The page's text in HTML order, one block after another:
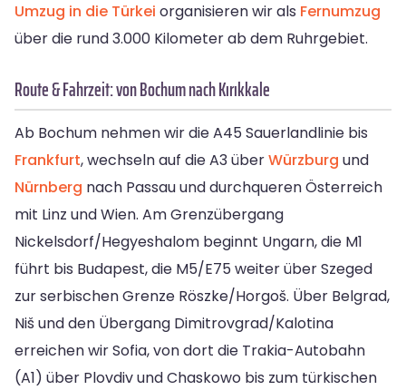
Umzug in die Türkei organisieren wir als Fernumzug
über die rund 3.000 Kilometer ab dem Ruhrgebiet.
Route & Fahrzeit: von Bochum nach Kırıkkale
Ab Bochum nehmen wir die A45 Sauerlandlinie bis
Frankfurt, wechseln auf die A3 überWürzburg und
Nürnberg nach Passau und durchqueren Österreich
mit Linz und Wien. Am Grenzübergang
Nickelsdorf/Hegyeshalom beginnt Ungarn, die M1
führt bis Budapest, die M5/E75 weiter über Szeged
zur serbischen Grenze Röszke/Horgoš. Über Belgrad,
Niš und den Übergang Dimitrovgrad/Kalotina
erreichen wir Sofia, von dort die Trakia-Autobahn
(A1) über Plovdiv und Chaskowo bis zum türkischen